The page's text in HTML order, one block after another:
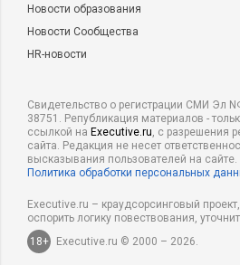
Новости образования
Новости Сообщества
HR-новости
Свидетельство о регистрации СМИ Эл
38751. Републикация материалов -
ссылкой на Executive.ru, с разрешения
сайта. Редакция не несет
высказывания пользователей на сайте.
Политика обработки персональных
Executive.ru – краудсорсинговый
оспорить логику повествования,
18+
Executive.ru © 2000 – 2026.